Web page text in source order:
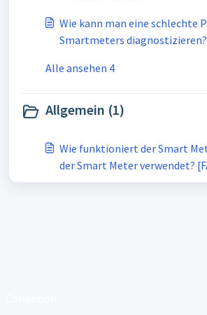
Wie kann man eine schlechte
Smartmeters diagnostizieren?
Alle ansehen 4
Allgemein (1)
Wie funktioniert der Smart
der Smart Meter verwendet?